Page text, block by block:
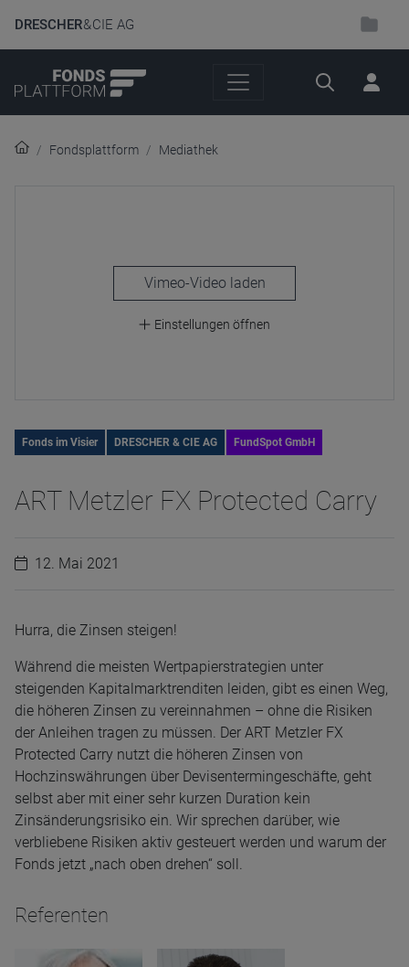
DRESCHER& CIE AG
Suche
Fondsplattform Mediathek
laden
Einstellungen öffnen
Fonds im Visier DRESCHER & CIE AG FundSpot GmbH
ART Metzler FX Protected Carry
12. Mai 2021
Hurra, die Zinsen steigen!
Während die meisten Wertpapierstrategien unter
steigenden Kapitalmarktrenditen leiden, gibt es einen Weg,
die höheren Zinsen zu vereinnahmen – ohne die Risiken
der Anleihen tragen zu müssen. Der ART Metzler FX
Protected Carry nutzt die höheren Zinsen von
Hochzinswährungen über Devisentermingeschäfte, geht
selbst aber mit einer sehr kurzen Duration kein
Zinsänderungsrisiko ein. Wir sprechen darüber, wie
verbliebene Risiken aktiv gesteuert werden und warum der
Fonds jetzt „nach oben drehen“ soll.
Referenten